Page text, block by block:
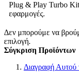
Plug & Play Turbo
εφαρμογές.
Δεν μπορούμε να
επιλογή.
Σύγκριση Προϊόντων
Διαγραφή Αυτού